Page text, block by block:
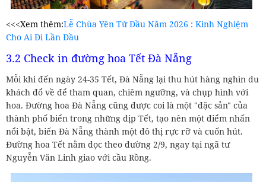
<<<Xem thêm:Lễ Chùa Yên Tử Đầu Năm 2026 : Kinh Nghiệm
Cho Ai Đi Lần Đầu
3.2 Check in đường hoa Tết Đà Nẵng
Mỗi khi đến ngày 24-35 Tết, Đà Nẵng lại thu hút hàng nghìn du
khách đổ về để tham quan, chiêm ngưỡng, và chụp hình với
hoa. Đường hoa Đà Nẵng cũng được coi là một "đặc sản" của
thành phố biển trong những dịp Tết, tạo nên một điểm nhấn
nổi bật, biến Đà Nẵng thành một đô thị rực rỡ và cuốn hút.
Đường hoa Tết nằm dọc theo đường 2/9, ngay tại ngã tư
Nguyễn Văn Linh giao với cầu Rồng.